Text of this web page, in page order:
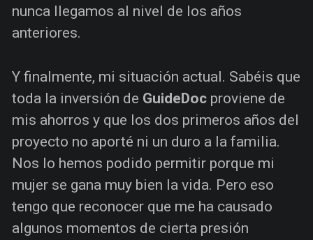
nunca llegamos al nivel de los años
anteriores.
Y finalmente, mi situación actual. Sabéis que
toda la inversión de GuideDoc proviene de
mis ahorros y que los dos primeros años del
proyecto no aporté ni un duro a la familia.
Nos lo hemos podido permitir porque mi
mujer se gana muy bien la vida. Pero eso
tengo que reconocer que me ha causado
algunos momentos de cierta presión